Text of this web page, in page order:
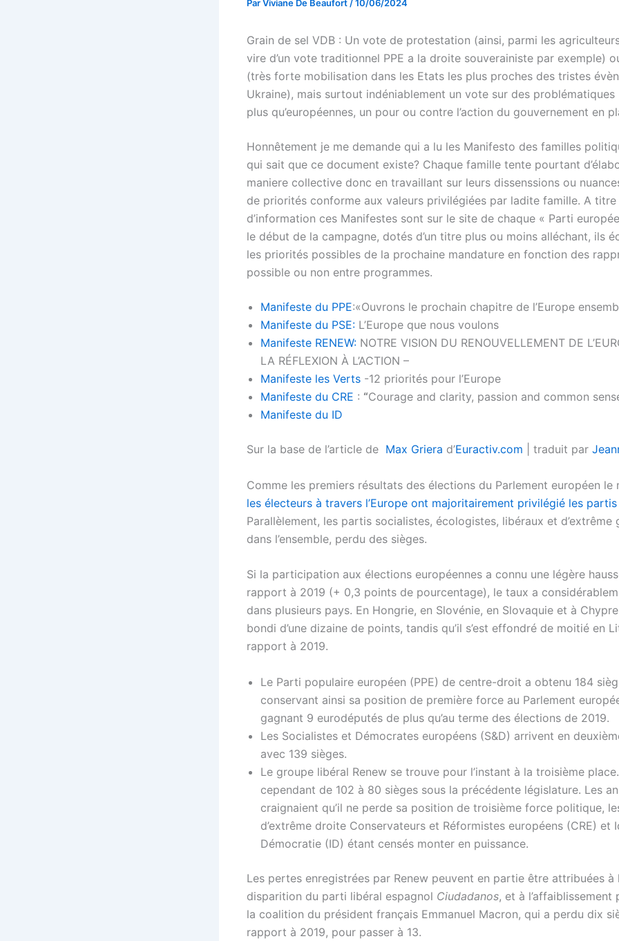
ParViviane De Beaufort /10/06/2024
Grain de sel VDB : Un vote de protestation (ainsi, parmi les
vire d’un vote traditionnel PPE a la droite souverainiste par exemple)
(très forte mobilisation dans les Etats les plus proches des tristes
Ukraine), mais surtout indéniablement un vote sur des problématiques
plus qu’européennes, un pour ou contre l’action du gouvernement en
Honnêtement je me demande qui a lu les Manifesto des familles
qui sait que ce document existe? Chaque famille tente pourtant
maniere collective donc en travaillant sur leurs dissenssions ou
de priorités conforme aux valeurs privilégiées par ladite famille. A titre
d’information ces Manifestes sont sur le site de chaque « Parti
le début de la campagne, dotés d’un titre plus ou moins alléchant, ils
les priorités possibles de la prochaine mandature en fonction des
possible ou non entre programmes.
Manifeste du PPE:«Ouvrons le prochain chapitre de l’Europe
Manifeste du PSE: L’Europe que nous voulons
Manifeste RENEW: NOTRE VISION DU RENOUVELLEMENT DE
LA RÉFLEXION À L’ACTION –
Manifeste les Verts -12 priorités pour l’Europe
Manifeste du CRE : “Courage and clarity, passion and common
Manifeste du ID
Sur la base de l’article de Max Griera d’Euractiv.com | traduit par
Comme les premiers résultats des élections du Parlement européen le
les électeurs à travers l’Europe ont majoritairement privilégié les
Parallèlement, les partis socialistes, écologistes, libéraux et d’extrême
dans l’ensemble, perdu des sièges.
Si la participation aux élections européennes a connu une légère
rapport à 2019 (+ 0,3 points de pourcentage), le taux a
dans plusieurs pays. En Hongrie, en Slovénie, en Slovaquie et à
bondi d’une dizaine de points, tandis qu’il s’est effondré de moitié en
rapport à 2019.
Le Parti populaire européen (PPE) de centre-droit a obtenu 184
conservant ainsi sa position de première force au Parlement
gagnant 9 eurodéputés de plus qu’au terme des élections de 2019.
Les Socialistes et Démocrates européens (S&D) arrivent en
avec 139 sièges.
Le groupe libéral Renew se trouve pour l’instant à la troisième
cependant de 102 à 80 sièges sous la précédente législature. Les
craignaient qu’il ne perde sa position de troisième force politique,
d’extrême droite Conservateurs et Réformistes européens (CRE) et
Démocratie (ID) étant censés monter en puissance.
Les pertes enregistrées par Renew peuvent en partie être attribuées à
disparition du parti libéral espagnol Ciudadanos, et à
la coalition du président français Emmanuel Macron, qui a perdu dix
rapport à 2019, pour passer à 13.